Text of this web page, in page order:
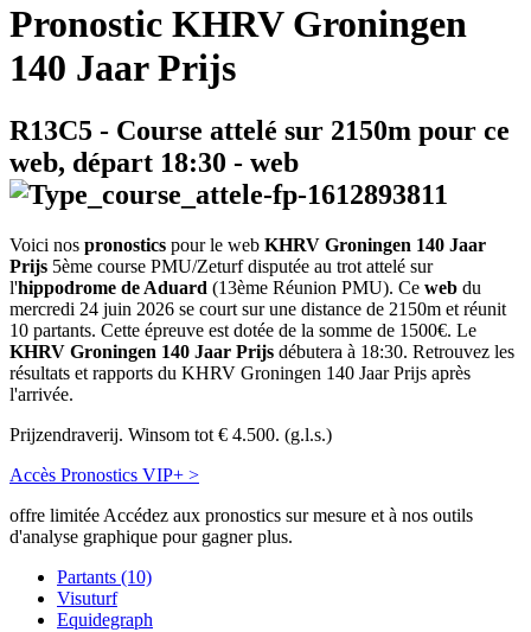
Pronostic KHRV Groningen
140 Jaar Prijs
R13C5 - Course attelé sur 2150m pour ce
web, départ 18:30 - web
Voici nos pronostics pour le web KHRV Groningen 140 Jaar
Prijs 5ème course PMU/Zeturf disputée au trot attelé sur
l'hippodrome de Aduard (13ème Réunion PMU). Ce web du
mercredi 24 juin 2026 se court sur une distance de 2150m et réunit
10 partants. Cette épreuve est dotée de la somme de 1500€. Le
KHRV Groningen 140 Jaar Prijs débutera à 18:30. Retrouvez les
résultats et rapports du KHRV Groningen 140 Jaar Prijs après
l'arrivée.
Prijzendraverij. Winsom tot € 4.500. (g.l.s.)
Accès Pronostics VIP+ >
offre limitée Accédez aux pronostics sur mesure et à nos outils
d'analyse graphique pour gagner plus.
Partants (10)
Visuturf
Equidegraph